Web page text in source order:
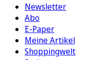
Newsletter
Abo
E-Paper
Meine Artikel
Shoppingwelt